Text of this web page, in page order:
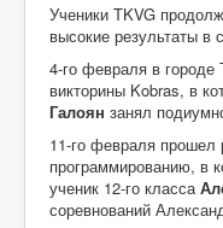
Ученики TKVG
высокие результаты в
4-го февраля в
викторины Kobras, в
Галоян занял
11-го февраля прошел
программированию, в
ученик 12-го класса
соревнований